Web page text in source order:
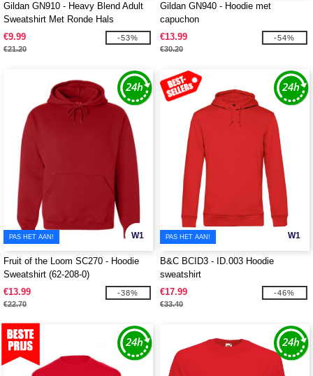
Gildan GN910 - Heavy Blend Adult
Sweatshirt Met Ronde Hals
€9.99
€21.20
-53%
Gildan GN940 - Hoodie met
capuchon
€13.99
€30.20
-54%
W1
PAS HET AAN!
Fruit of the Loom SC270 - Hoodie
Sweatshirt (62-208-0)
€13.99
€22.70
-38%
W1
PAS HET AAN!
B&C BCID3 - ID.003 Hoodie
sweatshirt
€17.99
€33.40
-46%